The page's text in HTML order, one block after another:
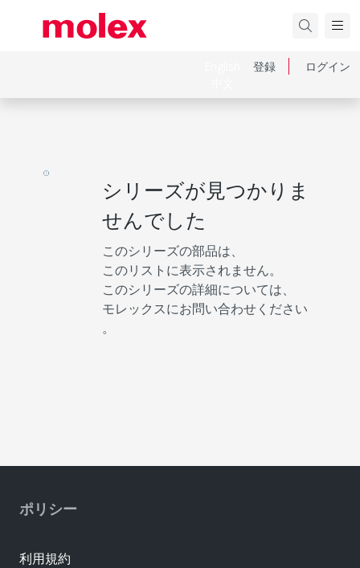
登録 ログイン
シリーズが見つかりま
せんでした
このシリーズの部品は、
このリストに表示されません。
このシリーズの詳細については、
モレックスにお問い合わせください
。
ポリシー
利用規約